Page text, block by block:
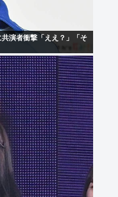
演者衝撃「ええ？」「そ